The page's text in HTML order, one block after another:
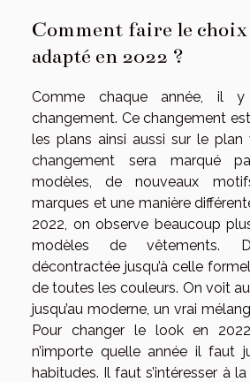
Comment faire le
adapté en 2022 ?
Comme chaque année, il
changement. Ce changement
les plans ainsi aussi sur le plan
changement sera marqué
modèles, de nouveaux
marques et une manière
2022, on observe beaucoup
modèles de vêtements.
décontractée jusqu’à celle
de toutes les couleurs. On voit
jusqu’au moderne, un vrai
Pour changer le look en
n’importe quelle année il faut
habitudes. Il faut s’intéresser à